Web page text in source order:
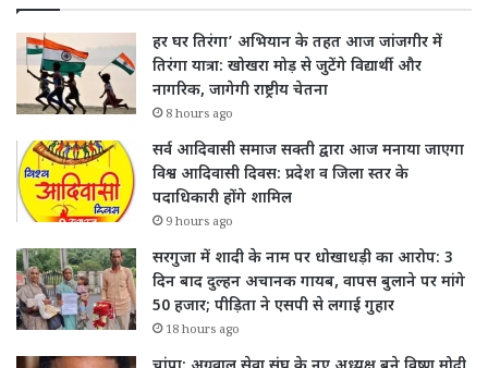
हर घर तिरंगा’ अभियान के तहत आज जांजगीर में
तिरंगा यात्रा: खोखरा मोड़ से जुटेंगे विद्यार्थी और
नागरिक, जागेगी राष्ट्रीय चेतना
8 hours ago
सर्व आदिवासी समाज सक्ती द्वारा आज मनाया जाएगा
विश्व आदिवासी दिवस: प्रदेश व जिला स्तर के
पदाधिकारी होंगे शामिल
9 hours ago
सरगुजा में शादी के नाम पर धोखाधड़ी का आरोप: 3
दिन बाद दुल्हन अचानक गायब, वापस बुलाने पर मांगे
50 हजार; पीड़िता ने एसपी से लगाई गुहार
18 hours ago